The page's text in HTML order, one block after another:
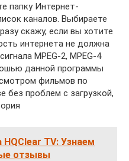
папку Интернет-
каналов. Выбираете
скажу, если вы хотите
интернета не должна
MPEG-2, MPEG-4
данной программы
фильмов по
без проблем с загрузкой,
HQClear TV: Узнаем
отзывы